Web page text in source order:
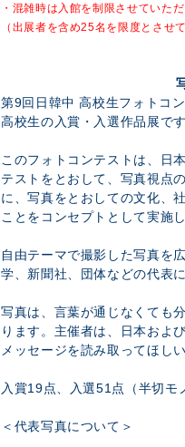
・混雑時は入館を制限させていた
（出展者を含め25名を限度とさせ
第9回日韓中 高校生フォトコ
高校生の入賞・入選作品展です
このフォトコンテストは、日
テストをとおして、写真視点
に、写真をとおしての文化、
ことをコンセプトとして実施
自由テーマで撮影した写真を
学、新聞社、団体などの代表
写真は、言葉が通じなくても
ります。主催者は、日本およ
メッセージを読み取ってほし
入賞19点、入選51点（半切
＜代表写真について＞